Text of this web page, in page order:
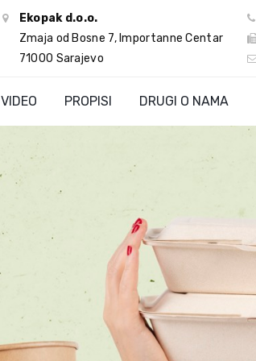
Ekopak d.o.o.
Zmaja od Bosne 7, Importanne Centar
71000 Sarajevo
VIDEO PROPISI DRUGI O NAMA